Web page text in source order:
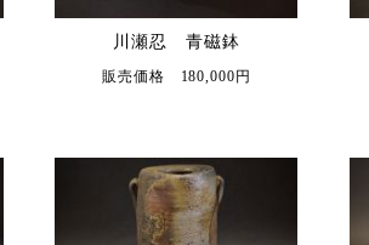
川瀬忍 青磁鉢
販売価格 180,000円